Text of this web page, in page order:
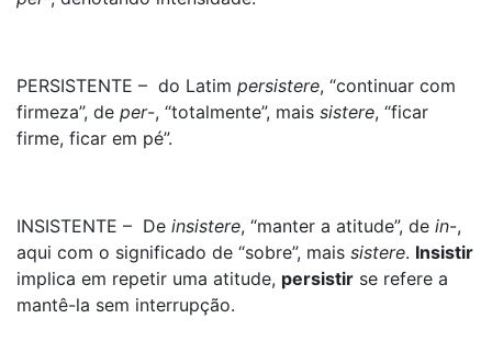
PERSISTENTE – do Latim persistere, “continuar com
firmeza”, de per-, “totalmente”, mais sistere, “ficar
firme, ficar em pé”.
INSISTENTE – De insistere, “manter a atitude”, de in-,
aqui com o significado de “sobre”, mais sistere. Insistir
implica em repetir uma atitude, persistir se refere a
mantê-la sem interrupção.